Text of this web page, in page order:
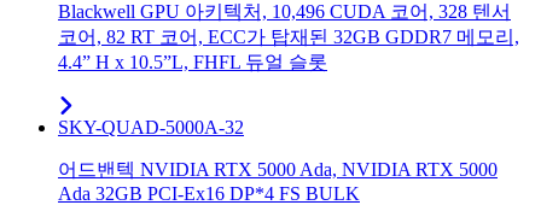
Blackwell GPU 아키텍처, 10,496 CUDA 코어, 328 텐서
코어, 82 RT 코어, ECC가 탑재된 32GB GDDR7 메모리,
4.4” H x 10.5”L, FHFL 듀얼 슬롯
SKY-QUAD-5000A-32
어드밴텍 NVIDIA RTX 5000 Ada, NVIDIA RTX 5000
Ada 32GB PCI-Ex16 DP*4 FS BULK